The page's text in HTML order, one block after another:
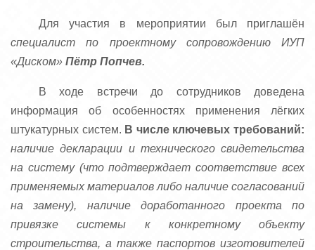
Для участия в мероприятии был приглашён
специалист по проектному сопровождению ИУП
«Диском» Пётр Попчев.
В ходе встречи до сотрудников доведена
информация об особенностях применения лёгких
штукатурных систем. В числе ключевых требований:
наличие декларации и технического свидетельства
на систему (что подтверждает соответствие всех
применяемых материалов либо наличие согласований
на замену), наличие доработанного проекта по
привязке системы к конкретному объекту
строительства, а также паспортов изготовителей